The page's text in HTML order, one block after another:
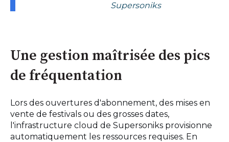
Supersoniks
Une gestion maîtrisée des pics
de fréquentation
Lors des ouvertures d'abonnement, des mises en
vente de festivals ou des grosses dates,
l'infrastructure cloud de Supersoniks provisionne
automatiquement les ressources requises. En